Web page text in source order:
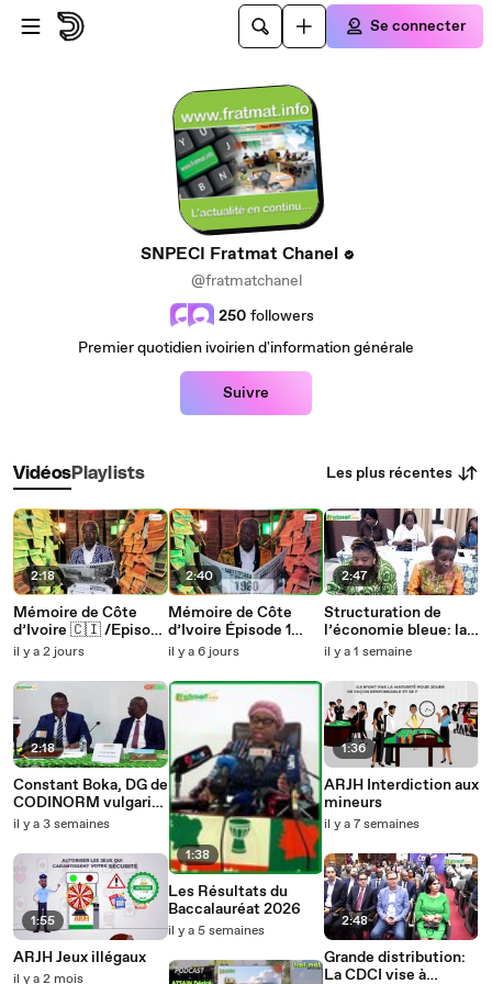
Passer au contenu principal
Se connecter
SNPECI Fratmat Chanel
@fratmatchanel
250 followers
Premier quotidien ivoirien d'information générale
Suivre
VidéosPlaylists Les plus récentes
2:18
Mémoire de Côte
d’Ivoire 🇨🇮 /Episode
2: 1963, pose de la
l’université
il y a 2 jours
2:18
Constant Boka, DG de
CODINORM vulgarise
la culture normative
il y a 3 semaines
1:55
ARJH Jeux illégaux
il y a 2 mois
2:40
Mémoire de Côte
d’Ivoire Épisode 1
1960 : Fraternité
l'indépendance
il y a 6 jours
1:38
Les Résultats du
Baccalauréat 2026
il y a 5 semaines
2:47
Structuration de
l’économie bleue: la
FAO organise un
il y a 1 semaine
1:36
ARJH Interdiction aux
mineurs
il y a 7 semaines
2:48
Grande distribution:
La CDCI vise à